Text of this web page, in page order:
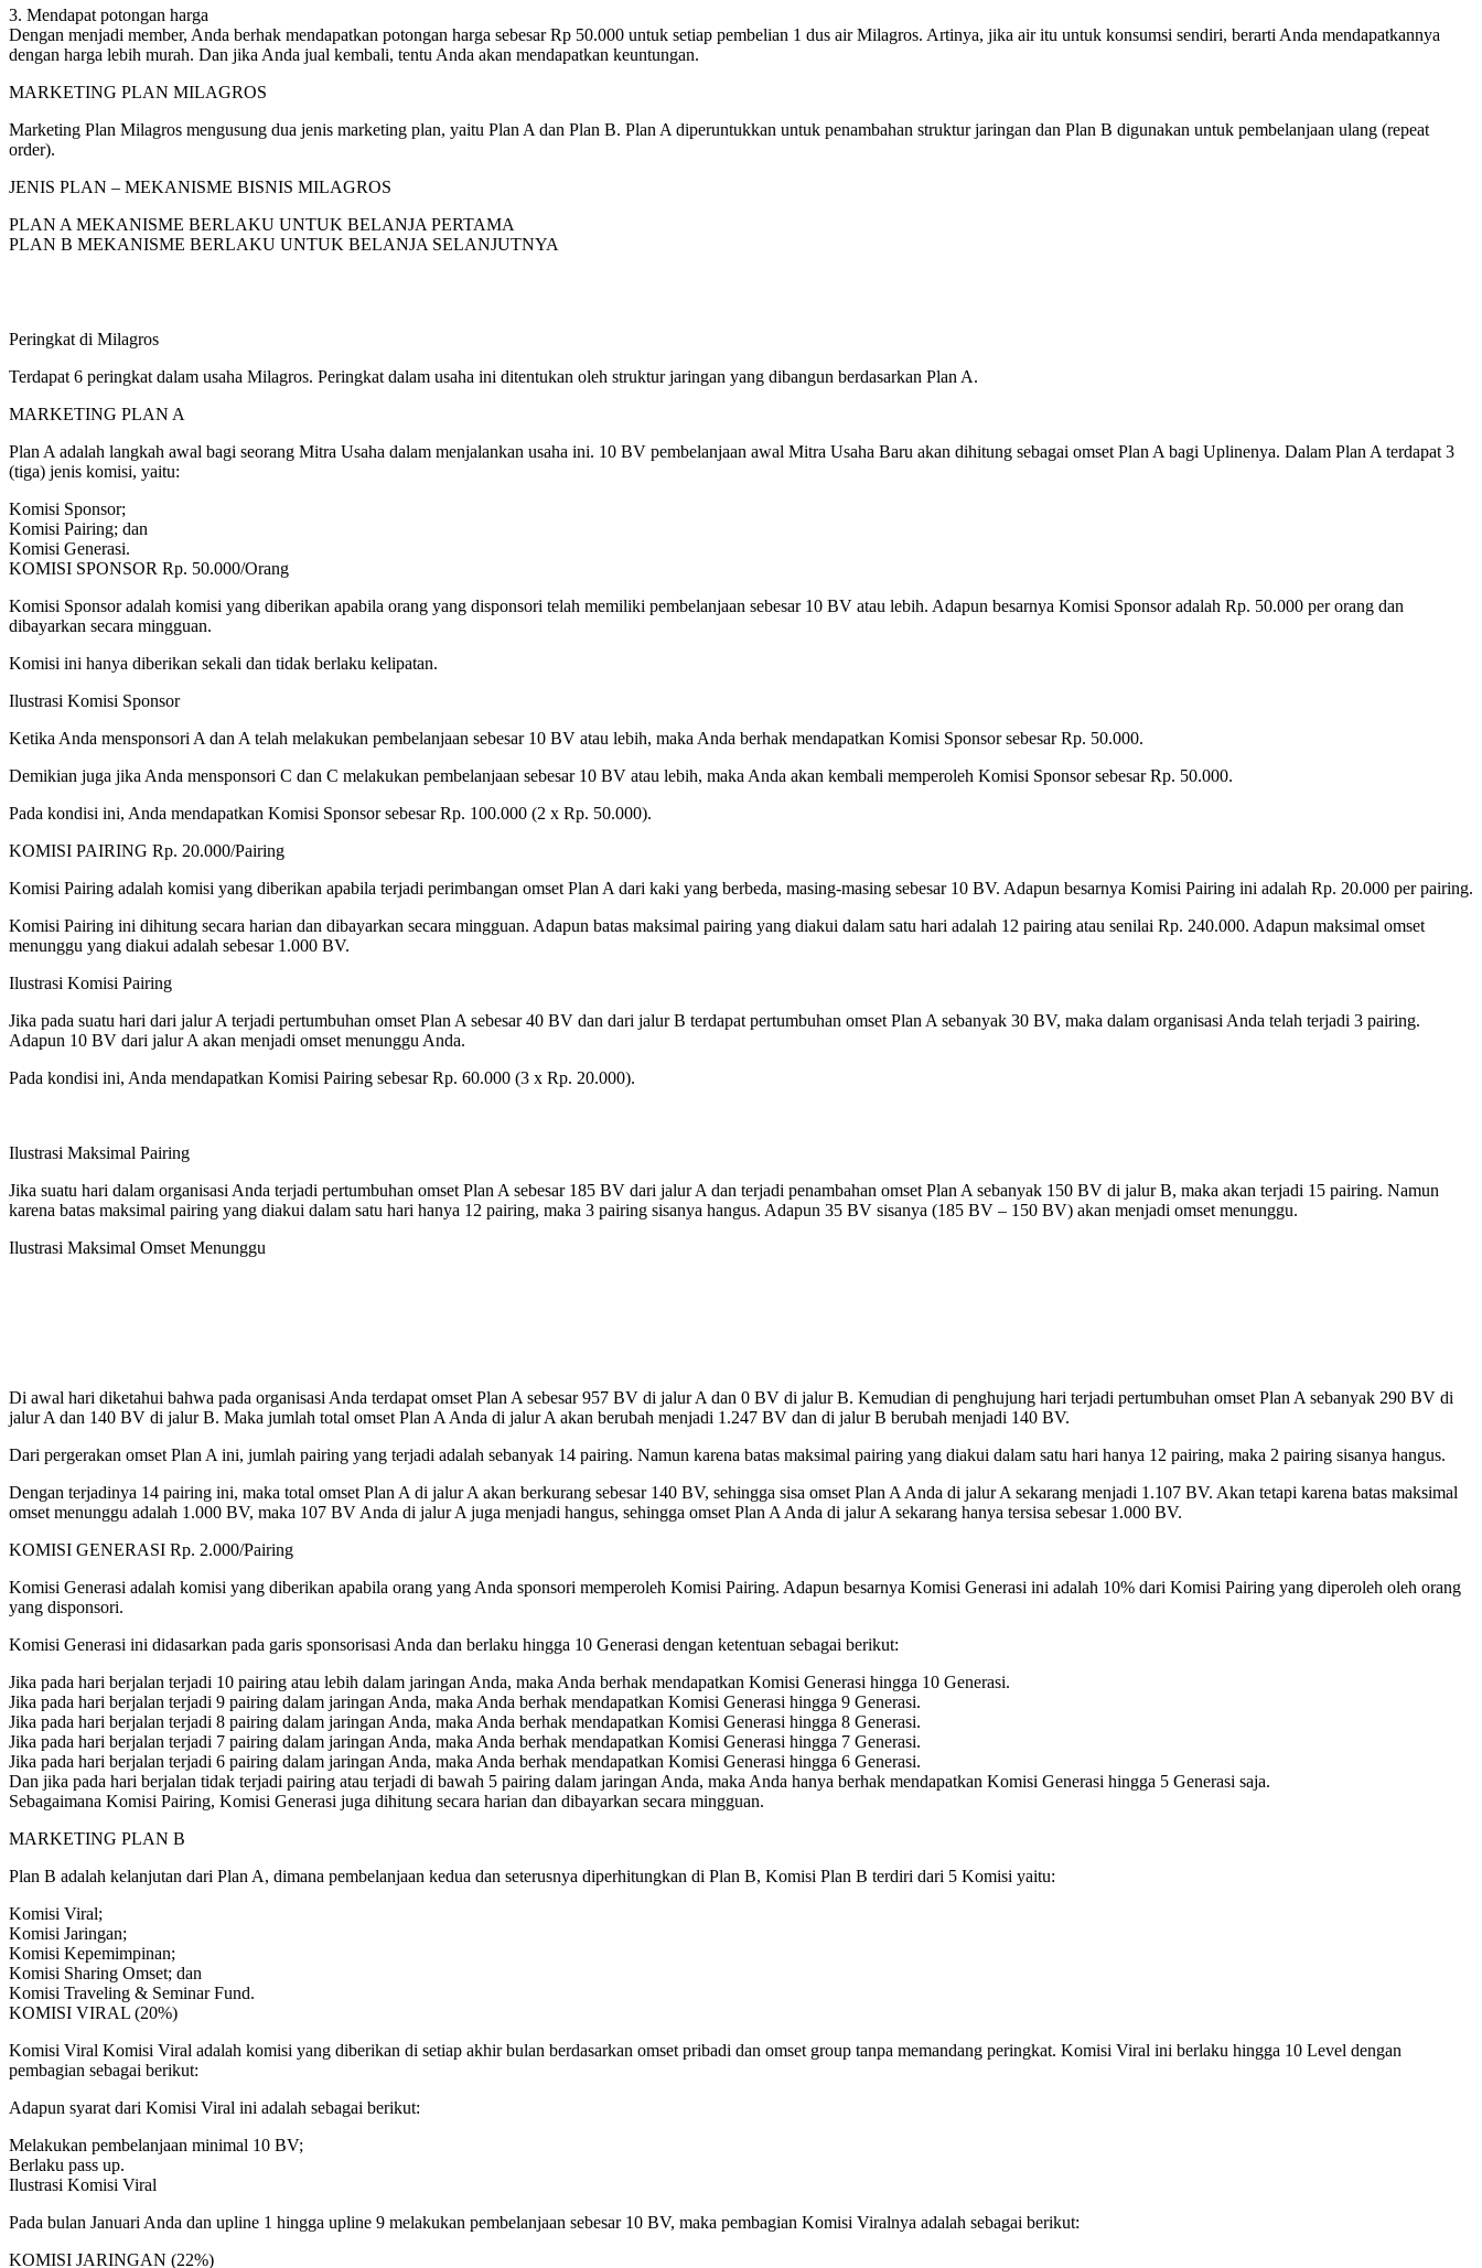
3. Mendapat potongan harga
Dengan menjadi member, Anda berhak mendapatkan potongan harga sebesar Rp 50.000 untuk setiap pembelian 1 dus air Milagros. Artinya, jika air itu untuk konsumsi sendiri, berarti Anda mendapatkannya
dengan harga lebih murah. Dan jika Anda jual kembali, tentu Anda akan mendapatkan keuntungan.
MARKETING PLAN MILAGROS
Marketing Plan Milagros mengusung dua jenis marketing plan, yaitu Plan A dan Plan B. Plan A diperuntukkan untuk penambahan struktur jaringan dan Plan B digunakan untuk pembelanjaan ulang (repeat
order).
JENIS PLAN – MEKANISME BISNIS MILAGROS
PLAN A MEKANISME BERLAKU UNTUK BELANJA PERTAMA
PLAN B MEKANISME BERLAKU UNTUK BELANJA SELANJUTNYA
Peringkat di Milagros
Terdapat 6 peringkat dalam usaha Milagros. Peringkat dalam usaha ini ditentukan oleh struktur jaringan yang dibangun berdasarkan Plan A.
MARKETING PLAN A
Plan A adalah langkah awal bagi seorang Mitra Usaha dalam menjalankan usaha ini. 10 BV pembelanjaan awal Mitra Usaha Baru akan dihitung sebagai omset Plan A bagi Uplinenya. Dalam Plan A terdapat 3
(tiga) jenis komisi, yaitu:
Komisi Sponsor;
Komisi Pairing; dan
Komisi Generasi.
KOMISI SPONSOR Rp. 50.000/Orang
Komisi Sponsor adalah komisi yang diberikan apabila orang yang disponsori telah memiliki pembelanjaan sebesar 10 BV atau lebih. Adapun besarnya Komisi Sponsor adalah Rp. 50.000 per orang dan
dibayarkan secara mingguan.
Komisi ini hanya diberikan sekali dan tidak berlaku kelipatan.
Ilustrasi Komisi Sponsor
Ketika Anda mensponsori A dan A telah melakukan pembelanjaan sebesar 10 BV atau lebih, maka Anda berhak mendapatkan Komisi Sponsor sebesar Rp. 50.000.
Demikian juga jika Anda mensponsori C dan C melakukan pembelanjaan sebesar 10 BV atau lebih, maka Anda akan kembali memperoleh Komisi Sponsor sebesar Rp. 50.000.
Pada kondisi ini, Anda mendapatkan Komisi Sponsor sebesar Rp. 100.000 (2 x Rp. 50.000).
KOMISI PAIRING Rp. 20.000/Pairing
Komisi Pairing adalah komisi yang diberikan apabila terjadi perimbangan omset Plan A dari kaki yang berbeda, masing-masing sebesar 10 BV. Adapun besarnya Komisi Pairing ini adalah Rp. 20.000 per pairing.
Komisi Pairing ini dihitung secara harian dan dibayarkan secara mingguan. Adapun batas maksimal pairing yang diakui dalam satu hari adalah 12 pairing atau senilai Rp. 240.000. Adapun maksimal omset
menunggu yang diakui adalah sebesar 1.000 BV.
Ilustrasi Komisi Pairing
Jika pada suatu hari dari jalur A terjadi pertumbuhan omset Plan A sebesar 40 BV dan dari jalur B terdapat pertumbuhan omset Plan A sebanyak 30 BV, maka dalam organisasi Anda telah terjadi 3 pairing.
Adapun 10 BV dari jalur A akan menjadi omset menunggu Anda.
Pada kondisi ini, Anda mendapatkan Komisi Pairing sebesar Rp. 60.000 (3 x Rp. 20.000).
Ilustrasi Maksimal Pairing
Jika suatu hari dalam organisasi Anda terjadi pertumbuhan omset Plan A sebesar 185 BV dari jalur A dan terjadi penambahan omset Plan A sebanyak 150 BV di jalur B, maka akan terjadi 15 pairing. Namun
karena batas maksimal pairing yang diakui dalam satu hari hanya 12 pairing, maka 3 pairing sisanya hangus. Adapun 35 BV sisanya (185 BV – 150 BV) akan menjadi omset menunggu.
Ilustrasi Maksimal Omset Menunggu
Di awal hari diketahui bahwa pada organisasi Anda terdapat omset Plan A sebesar 957 BV di jalur A dan 0 BV di jalur B. Kemudian di penghujung hari terjadi pertumbuhan omset Plan A sebanyak 290 BV di
jalur A dan 140 BV di jalur B. Maka jumlah total omset Plan A Anda di jalur A akan berubah menjadi 1.247 BV dan di jalur B berubah menjadi 140 BV.
Dari pergerakan omset Plan A ini, jumlah pairing yang terjadi adalah sebanyak 14 pairing. Namun karena batas maksimal pairing yang diakui dalam satu hari hanya 12 pairing, maka 2 pairing sisanya hangus.
Dengan terjadinya 14 pairing ini, maka total omset Plan A di jalur A akan berkurang sebesar 140 BV, sehingga sisa omset Plan A Anda di jalur A sekarang menjadi 1.107 BV. Akan tetapi karena batas maksimal
omset menunggu adalah 1.000 BV, maka 107 BV Anda di jalur A juga menjadi hangus, sehingga omset Plan A Anda di jalur A sekarang hanya tersisa sebesar 1.000 BV.
KOMISI GENERASI Rp. 2.000/Pairing
Komisi Generasi adalah komisi yang diberikan apabila orang yang Anda sponsori memperoleh Komisi Pairing. Adapun besarnya Komisi Generasi ini adalah 10% dari Komisi Pairing yang diperoleh oleh orang
yang disponsori.
Komisi Generasi ini didasarkan pada garis sponsorisasi Anda dan berlaku hingga 10 Generasi dengan ketentuan sebagai berikut:
Jika pada hari berjalan terjadi 10 pairing atau lebih dalam jaringan Anda, maka Anda berhak mendapatkan Komisi Generasi hingga 10 Generasi.
Jika pada hari berjalan terjadi 9 pairing dalam jaringan Anda, maka Anda berhak mendapatkan Komisi Generasi hingga 9 Generasi.
Jika pada hari berjalan terjadi 8 pairing dalam jaringan Anda, maka Anda berhak mendapatkan Komisi Generasi hingga 8 Generasi.
Jika pada hari berjalan terjadi 7 pairing dalam jaringan Anda, maka Anda berhak mendapatkan Komisi Generasi hingga 7 Generasi.
Jika pada hari berjalan terjadi 6 pairing dalam jaringan Anda, maka Anda berhak mendapatkan Komisi Generasi hingga 6 Generasi.
Dan jika pada hari berjalan tidak terjadi pairing atau terjadi di bawah 5 pairing dalam jaringan Anda, maka Anda hanya berhak mendapatkan Komisi Generasi hingga 5 Generasi saja.
Sebagaimana Komisi Pairing, Komisi Generasi juga dihitung secara harian dan dibayarkan secara mingguan.
MARKETING PLAN B
Plan B adalah kelanjutan dari Plan A, dimana pembelanjaan kedua dan seterusnya diperhitungkan di Plan B, Komisi Plan B terdiri dari 5 Komisi yaitu:
Komisi Viral;
Komisi Jaringan;
Komisi Kepemimpinan;
Komisi Sharing Omset; dan
Komisi Traveling & Seminar Fund.
KOMISI VIRAL (20%)
Komisi Viral Komisi Viral adalah komisi yang diberikan di setiap akhir bulan berdasarkan omset pribadi dan omset group tanpa memandang peringkat. Komisi Viral ini berlaku hingga 10 Level dengan
pembagian sebagai berikut:
Adapun syarat dari Komisi Viral ini adalah sebagai berikut:
Melakukan pembelanjaan minimal 10 BV;
Berlaku pass up.
Ilustrasi Komisi Viral
Pada bulan Januari Anda dan upline 1 hingga upline 9 melakukan pembelanjaan sebesar 10 BV, maka pembagian Komisi Viralnya adalah sebagai berikut:
KOMISI JARINGAN (22%)